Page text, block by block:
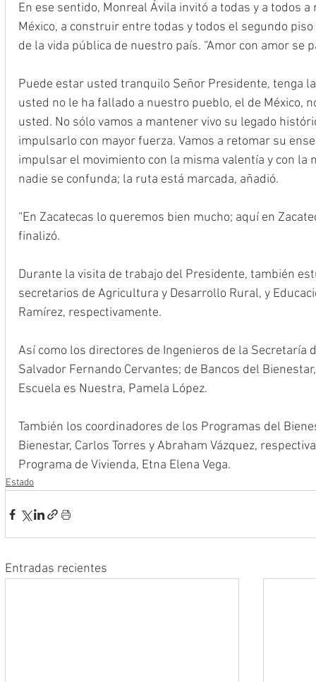
En ese sentido, Monreal Ávila invitó a todas y a todos
México, a construir entre todas y todos el segundo
de la vida pública de nuestro país. “Amor con amor se
Puede estar usted tranquilo Señor Presidente, tenga
usted no le ha fallado a nuestro pueblo, el de México,
usted. No sólo vamos a mantener vivo su legado
impulsarlo con mayor fuerza. Vamos a retomar su
impulsar el movimiento con la misma valentía y con la
nadie se confunda; la ruta está marcada, añadió.
“En Zacatecas lo queremos bien mucho; aquí en
finalizó.
Durante la visita de trabajo del Presidente, también
secretarios de Agricultura y Desarrollo Rural, y
Ramírez, respectivamente.
Así como los directores de Ingenieros de la Secretaría
Salvador Fernando Cervantes; de Bancos del
Escuela es Nuestra, Pamela López.
También los coordinadores de los Programas del
Bienestar, Carlos Torres y Abraham Vázquez,
Programa de Vivienda, Etna Elena Vega.
Estado
Entradas recientes